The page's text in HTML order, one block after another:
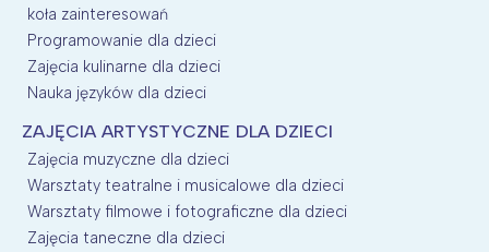
koła zainteresowań
Programowanie dla dzieci
Zajęcia kulinarne dla dzieci
Nauka języków dla dzieci
ZAJĘCIA ARTYSTYCZNE DLA DZIECI
Zajęcia muzyczne dla dzieci
Warsztaty teatralne i musicalowe dla dzieci
Warsztaty filmowe i fotograficzne dla dzieci
Zajęcia taneczne dla dzieci